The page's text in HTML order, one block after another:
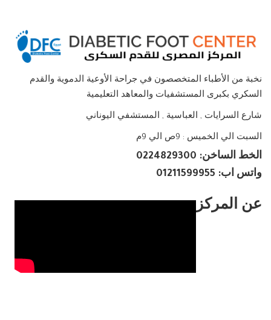
نخبة من الأطباء المتخصصون في جراحة الأوعية الدموية والقدم
السكري بكبرى المستشفيات والمعاهد التعليمية
شارع السرايات , العباسية , المستشفي اليوناني
السبت الي الخميس : 9ص الي 9م
الخط الساخن: 0224829300
واتس اب: 01211599955
عن المركز